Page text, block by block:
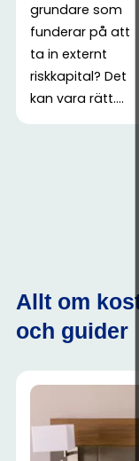
grundare som
funderar på att
ta in externt
riskkapital? Det
kan vara rätt....
Allt om
och guider